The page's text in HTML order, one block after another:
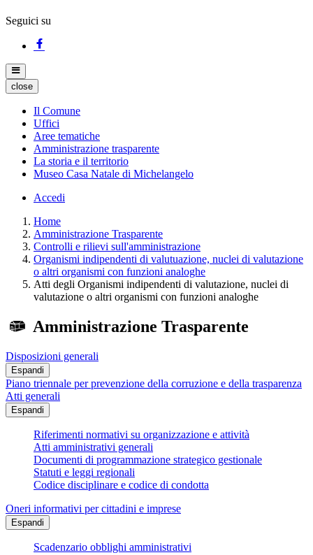
Seguici su
close
Il Comune
Uffici
Aree tematiche
Amministrazione trasparente
La storia e il territorio
Museo Casa Natale di Michelangelo
Accedi
Home
Amministrazione Trasparente
Controlli e rilievi sull'amministrazione
Organismi indipendenti di valutuazione, nuclei di valutazione
o altri organismi con funzioni analoghe
Atti degli Organismi indipendenti di valutazione, nuclei di
valutazione o altri organismi con funzioni analoghe
Amministrazione Trasparente
Disposizioni generali
Espandi
Piano triennale per prevenzione della corruzione e della trasparenza
Atti generali
Espandi
Riferimenti normativi su organizzazione e attività
Atti amministrativi generali
Documenti di programmazione strategico gestionale
Statuti e leggi regionali
Codice disciplinare e codice di condotta
Oneri informativi per cittadini e imprese
Espandi
Scadenzario obblighi amministrativi